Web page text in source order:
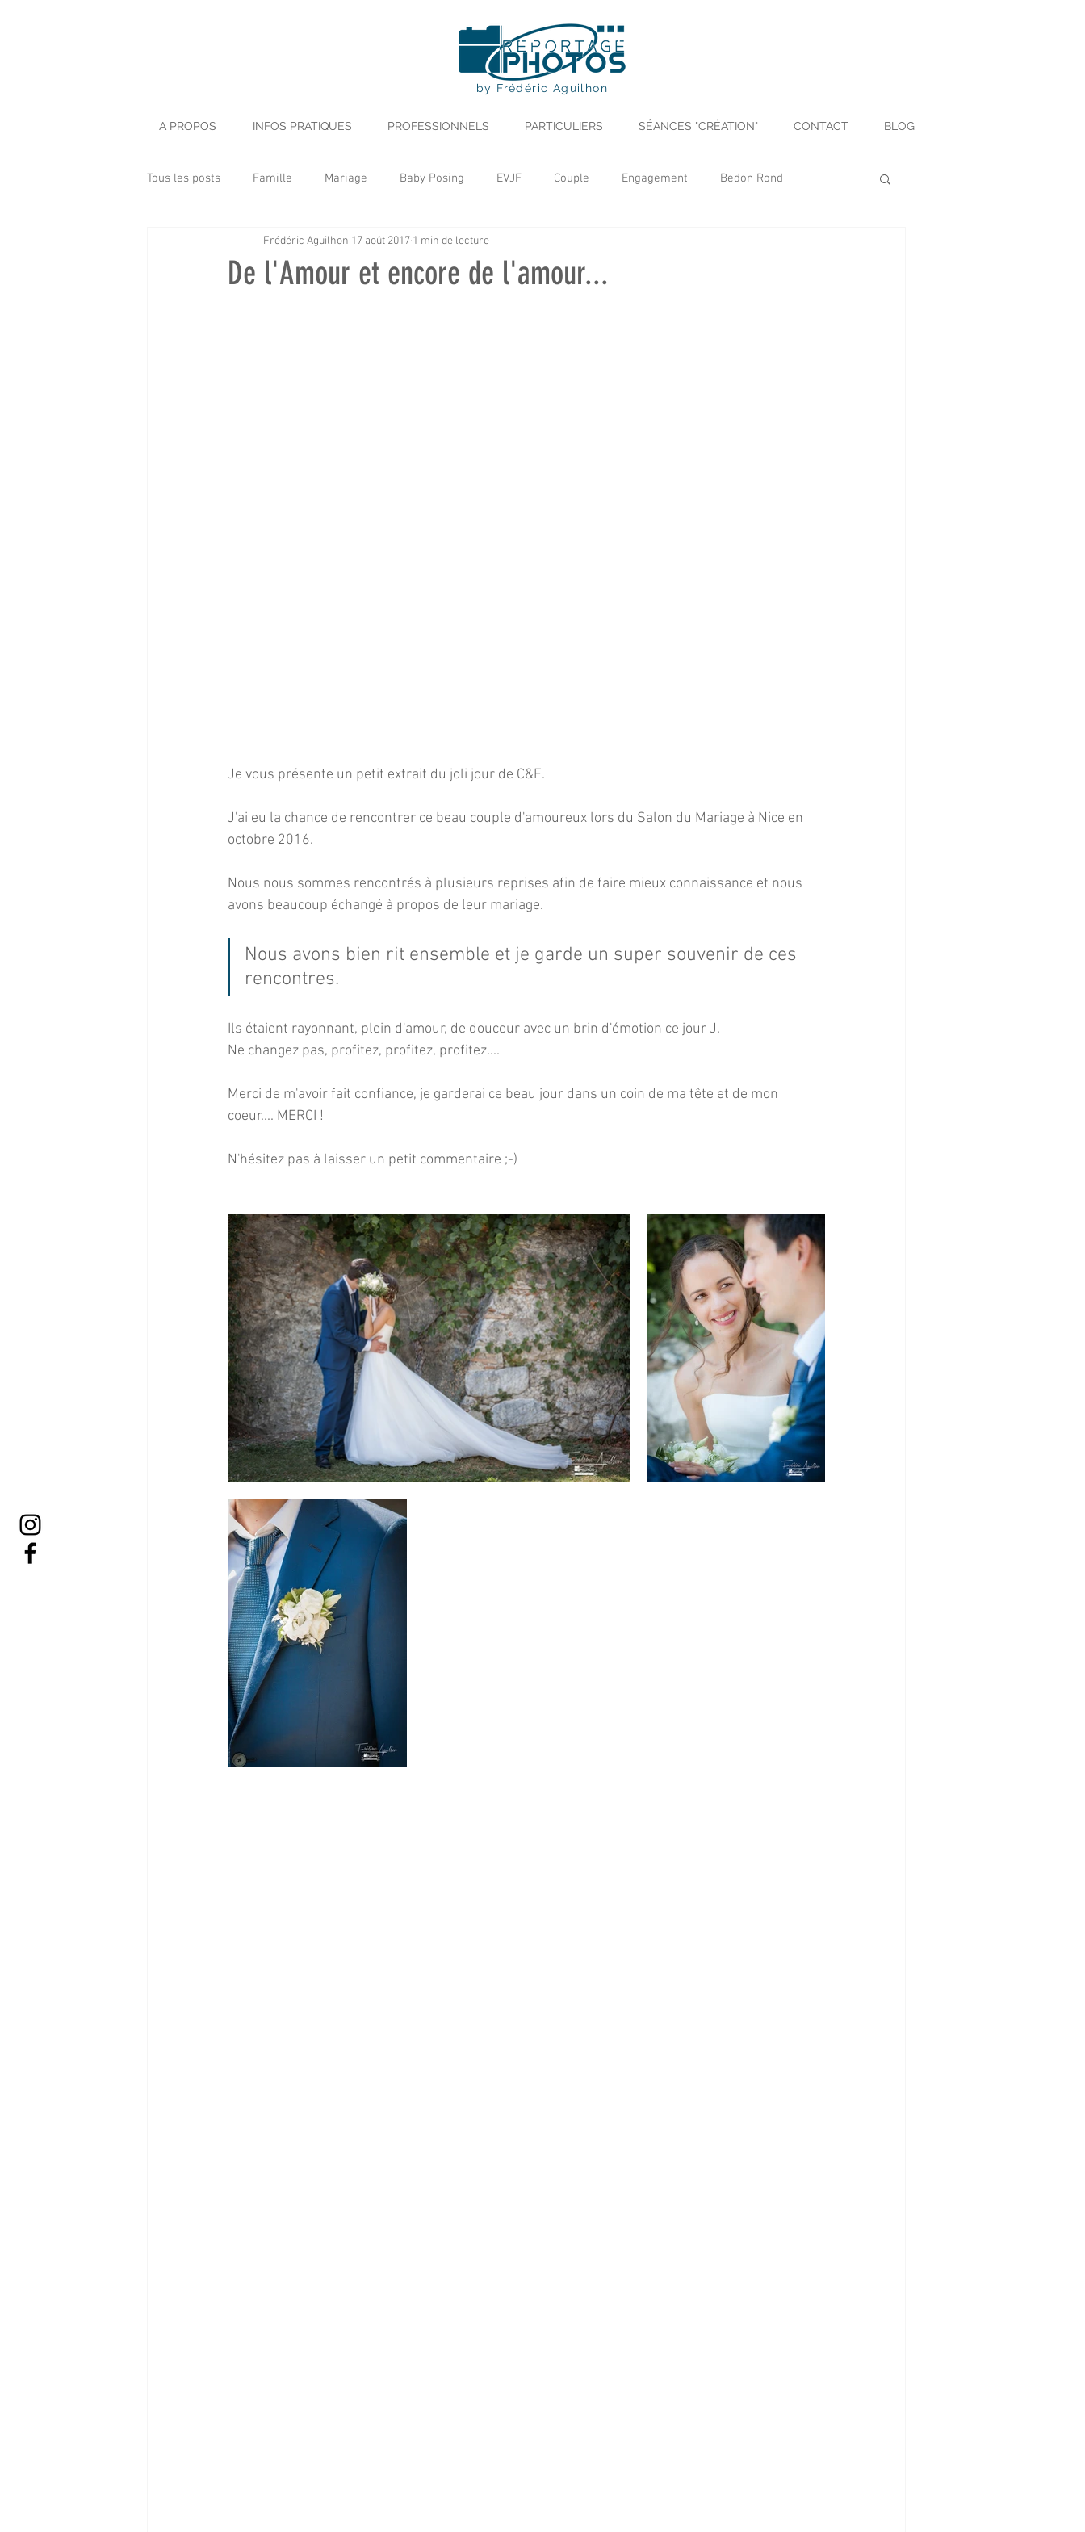
by Frédéric Aguilhon
A PROPOS INFOS PRATIQUES PROFESSIONNELS PARTICULIERS SÉANCES "CRÉATION" CONTACT BLOG
Tous les posts Famille Mariage Baby Posing EVJF Couple Engagement Bedon Rond
Enfant LifeStyle Séance Création
De l'Amour et encore de l'amour...
Frédéric Aguilhon 17 août 2017 1 min de lecture
Je vous présente un petit extrait du joli jour de C&E.
J'ai eu la chance de rencontrer ce beau couple d'amoureux lors du Salon du Mariage à Nice en
octobre 2016.
Nous nous sommes rencontrés à plusieurs reprises afin de faire mieux connaissance et nous
avons beaucoup échangé à propos de leur mariage.
Nous avons bien rit ensemble et je garde un super souvenir de ces
rencontres.
Ils étaient rayonnant, plein d'amour, de douceur avec un brin d'émotion ce jour J.
Ne changez pas, profitez, profitez, profitez....
Merci de m'avoir fait confiance, je garderai ce beau jour dans un coin de ma tête et de mon
coeur.... MERCI !
N'hésitez pas à laisser un petit commentaire ;-)